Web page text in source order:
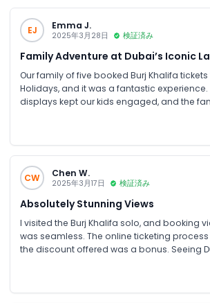
EJ Emma J.
2025年3月28日 検証済み
Family Adventure at Dubai’s Iconic
Our family of five booked Burj Khalifa tickets
Holidays, and it was a fantastic experience.
displays kept our kids engaged, and the
CW Chen W.
2025年3月17日 検証済み
Absolutely Stunning Views
I visited the Burj Khalifa solo, and booking
was seamless. The online ticketing
the discount offered was a bonus. Seeing